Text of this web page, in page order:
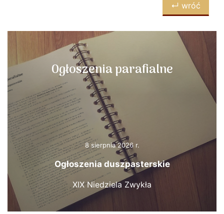
↵ wróć
Ogłoszenia parafialne
8 sierpnia 2026 r.
Ogłoszenia duszpasterskie
XIX Niedziela Zwykła